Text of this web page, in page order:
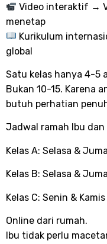
Video interaktif →
menetap
Kurikulum
global
Satu kelas hanya 4-5
Bukan 10-15. Karena
butuh perhatian
Jadwal ramah Ibu dan
Kelas A: Selasa &
Kelas B: Selasa &
Kelas C: Senin &
Online dari rumah.
Ibu tidak perlu